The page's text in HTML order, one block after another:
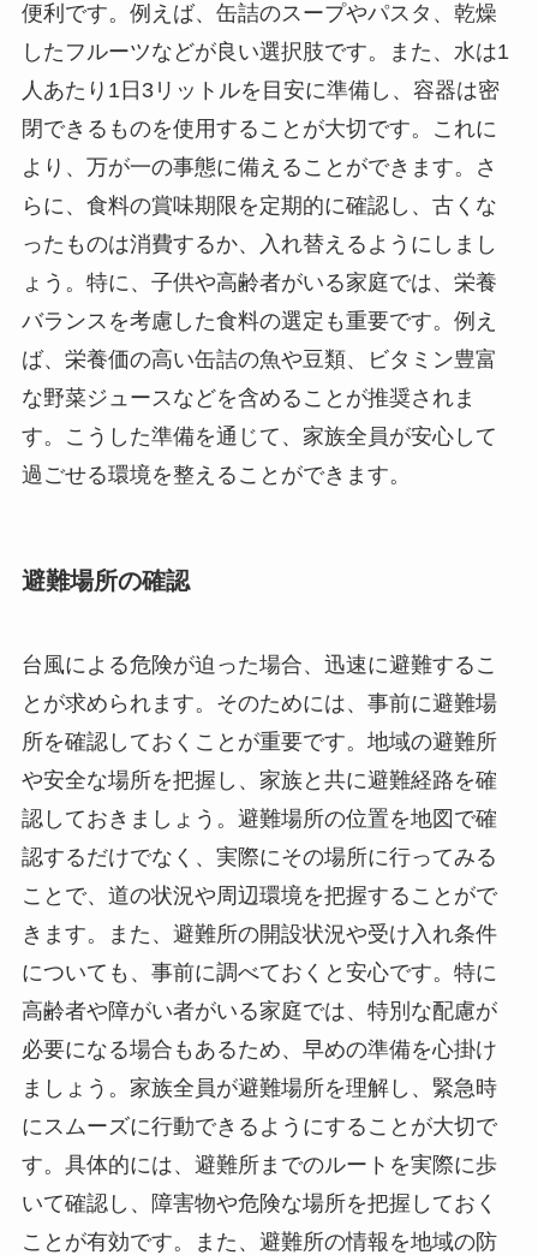
便利です。例えば、缶詰のスープやパスタ、乾燥
したフルーツなどが良い選択肢です。また、水は1
人あたり1日3リットルを目安に準備し、容器は密
閉できるものを使用することが大切です。これに
より、万が一の事態に備えることができます。さ
らに、食料の賞味期限を定期的に確認し、古くな
ったものは消費するか、入れ替えるようにしまし
ょう。特に、子供や高齢者がいる家庭では、栄養
バランスを考慮した食料の選定も重要です。例え
ば、栄養価の高い缶詰の魚や豆類、ビタミン豊富
な野菜ジュースなどを含めることが推奨されま
す。こうした準備を通じて、家族全員が安心して
過ごせる環境を整えることができます。
避難場所の確認
台風による危険が迫った場合、迅速に避難するこ
とが求められます。そのためには、事前に避難場
所を確認しておくことが重要です。地域の避難所
や安全な場所を把握し、家族と共に避難経路を確
認しておきましょう。避難場所の位置を地図で確
認するだけでなく、実際にその場所に行ってみる
ことで、道の状況や周辺環境を把握することがで
きます。また、避難所の開設状況や受け入れ条件
についても、事前に調べておくと安心です。特に
高齢者や障がい者がいる家庭では、特別な配慮が
必要になる場合もあるため、早めの準備を心掛け
ましょう。家族全員が避難場所を理解し、緊急時
にスムーズに行動できるようにすることが大切で
す。具体的には、避難所までのルートを実際に歩
いて確認し、障害物や危険な場所を把握しておく
ことが有効です。また、避難所の情報を地域の防